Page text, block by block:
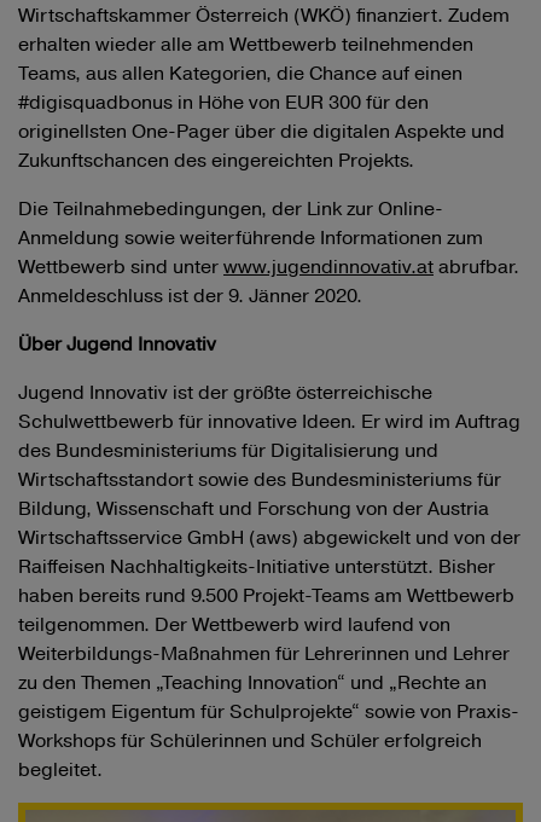
Wirtschaftskammer Österreich (WKÖ) finanziert. Zudem
erhalten wieder alle am Wettbewerb teilnehmenden
Teams, aus allen Kategorien, die Chance auf einen
#digisquadbonus in Höhe von EUR 300 für den
originellsten One-Pager über die digitalen Aspekte und
Zukunftschancen des eingereichten Projekts.
Die Teilnahmebedingungen, der Link zur Online-
Anmeldung sowie weiterführende Informationen zum
Wettbewerb sind unterwww.jugendinnovativ.atabrufbar.
Anmeldeschluss ist der 9. Jänner 2020.
Über Jugend Innovativ
Jugend Innovativ ist der größte österreichische
Schulwettbewerb für innovative Ideen. Er wird im Auftrag
des Bundesministeriums für Digitalisierung und
Wirtschaftsstandort sowie des Bundesministeriums für
Bildung, Wissenschaft und Forschung von der Austria
Wirtschaftsservice GmbH (aws) abgewickelt und von der
Raiffeisen Nachhaltigkeits-Initiative unterstützt. Bisher
haben bereits rund 9.500 Projekt-Teams am Wettbewerb
teilgenommen. Der Wettbewerb wird laufend von
Weiterbildungs-Maßnahmen für Lehrerinnen und Lehrer
zu den Themen „Teaching Innovation“ und „Rechte an
geistigem Eigentum für Schulprojekte“ sowie von Praxis-
Workshops für Schülerinnen und Schüler erfolgreich
begleitet.